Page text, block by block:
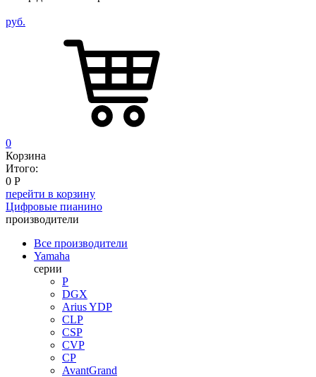
руб.
0
Корзина
Итого:
0 Р
перейти в корзину
Цифровые пианино
производители
Все производители
Yamaha
серии
P
DGX
Arius YDP
CLP
CSP
CVP
CP
AvantGrand